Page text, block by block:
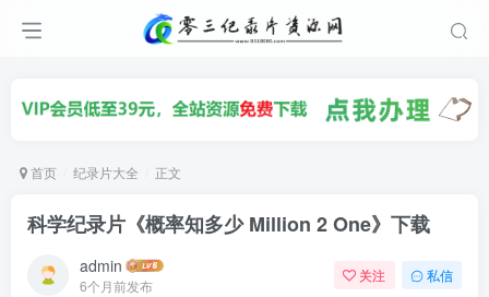
首页 纪录片大全 正文
科学纪录片《概率知多少 Million 2 One》下载
admin
6个月前发布
关注 私信